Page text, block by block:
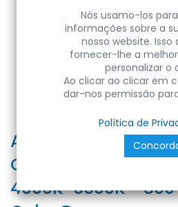
APPLIQUE LED
QUADRATO NERO -
4000K-5500K -
Nós usamo-los
informações sobre a
nosso website.
fornecer-lhe a
personalizar o
Ao clicar ao clicar em
dar-nos permissão
Política de